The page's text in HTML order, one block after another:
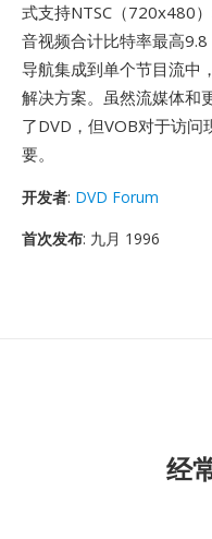
式支持NTSC（720x480
音视频合计比特率最高
导航集成到单个节目流中
解决方案。虽然流媒体和
了DVD，但VOB对于访
要。
开发者: DVD Forum
首次发布: 九月 1996
经